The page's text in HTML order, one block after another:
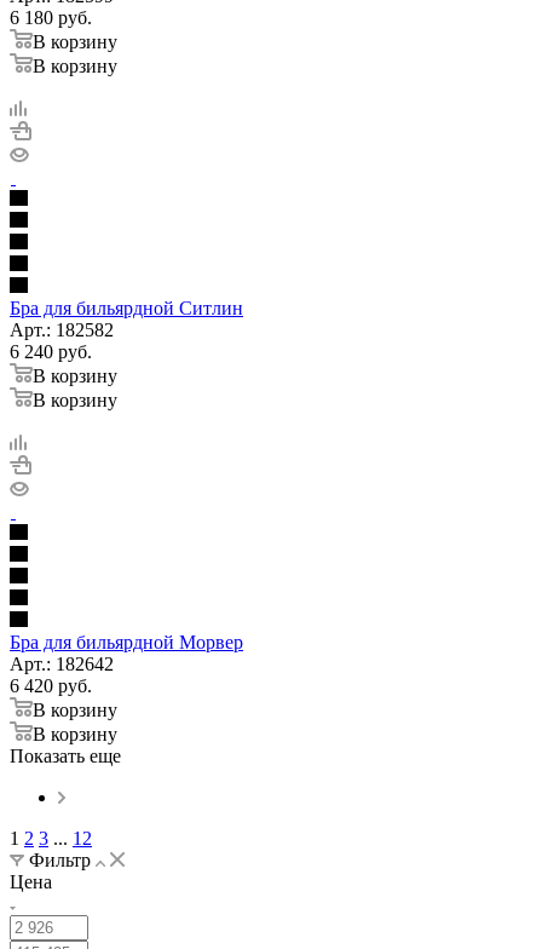
6 180 руб.
В корзину
В корзину
Бра для бильярдной Ситлин
Арт.: 182582
6 240 руб.
В корзину
В корзину
Бра для бильярдной Морвер
Арт.: 182642
6 420 руб.
В корзину
В корзину
Показать еще
1 2 3 ... 12
Фильтр
Цена